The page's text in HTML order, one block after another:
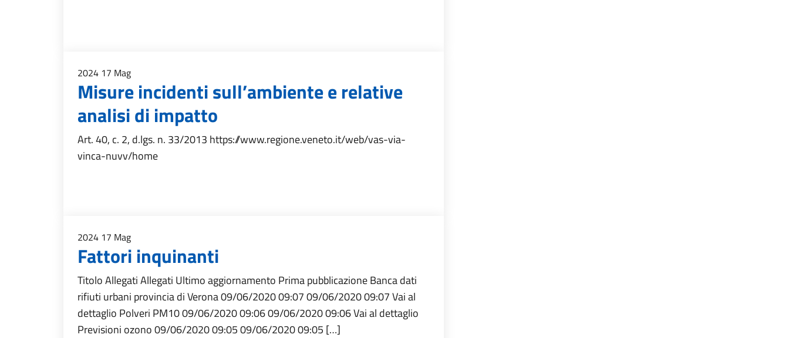
2024 17 Mag
Misure incidenti sull’ambiente e relative
analisi di impatto
Art. 40, c. 2, d.lgs. n. 33/2013 https://www.regione.veneto.it/web/vas-via-
vinca-nuvv/home
2024 17 Mag
Fattori inquinanti
Titolo Allegati Allegati Ultimo aggiornamento Prima pubblicazione Banca dati
rifiuti urbani provincia di Verona 09/06/2020 09:07 09/06/2020 09:07 Vai al
dettaglio Polveri PM10 09/06/2020 09:06 09/06/2020 09:06 Vai al dettaglio
Previsioni ozono 09/06/2020 09:05 09/06/2020 09:05 […]